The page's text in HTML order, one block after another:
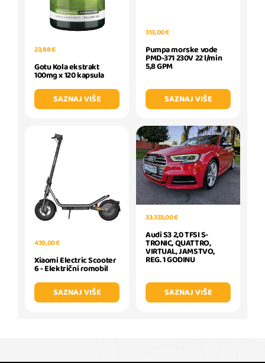
23,88 €
Gotu Kola ekstrakt
100mg x 120 kapsula
SAZNAJ VIŠE
313,00 €
Pumpa morske vode
PMD-371 230V 22 l/min
5,8 GPM
SAZNAJ VIŠE
439,00 €
Xiaomi Electric Scooter
6 - Električni romobil
SAZNAJ VIŠE
33.333,00 €
Audi S3 2,0 TFSI S-
TRONIC, QUATTRO,
VIRTUAL, JAMSTVO,
REG. 1 GODINU
SAZNAJ VIŠE